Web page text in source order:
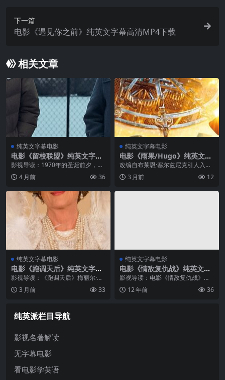
下一篇
电影《遇见你之前》纯英文字幕高清MP4下载
相关文章
纯英文字幕电影
电影《留校联盟》纯英文字幕
MP4下载
影视导读：1970年的圣诞前夕，在
一所偏僻的寄宿学校里，古板毒舌
的历史老师、调皮却孤独的少年，
原因被迫留校度过假期。这是一部
充满了...
4 月前 36
纯英文字幕电影
电影《雨果/Hugo》纯英文字
幕高清MP4下载
改编自布莱恩·塞尔兹尼克引人入胜
又充满想象力的《纽约时报》畅销
书《造梦的雨果》。马丁·斯科塞斯
3 月前 12
纯英文字幕电影
电影《跑调天后》纯英文字幕
MP4下载
影视导读：《跑调天后》梅丽尔·斯
特里普主演，改编自真实故事，讲
述二十世纪上半叶美国社交名媛弗
的热...
3 月前 33
纯英文字幕电影
电影《情敌复仇战》纯英文字
幕高清MP4下载
影视导读：电影《情敌复仇战》讲
述了一个颇为狗血的故事。卡梅隆·
迪亚茨饰演的女主角，有天忽然发
12 年前 36
纯英派栏目导航
影视名著解读
无字幕电影
看电影学英语